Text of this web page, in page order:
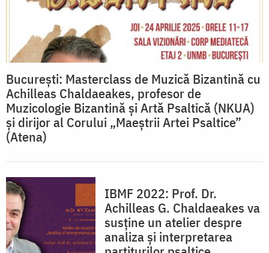
București: Masterclass de Muzică Bizantină cu
Achilleas Chaldaeakes, profesor de
Muzicologie Bizantină și Artă Psaltică (NKUA)
și dirijor al Corului „Maeștrii Artei Psaltice”
(Atena)
IBMF 2022: Prof. Dr.
Achilleas G. Chaldaeakes va
susține un atelier despre
analiza și interpretarea